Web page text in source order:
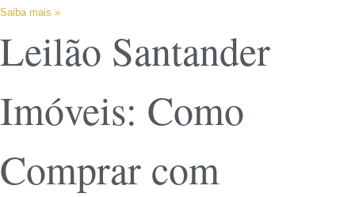
Saiba mais »
Leilão Santander
Imóveis: Como
Comprar com